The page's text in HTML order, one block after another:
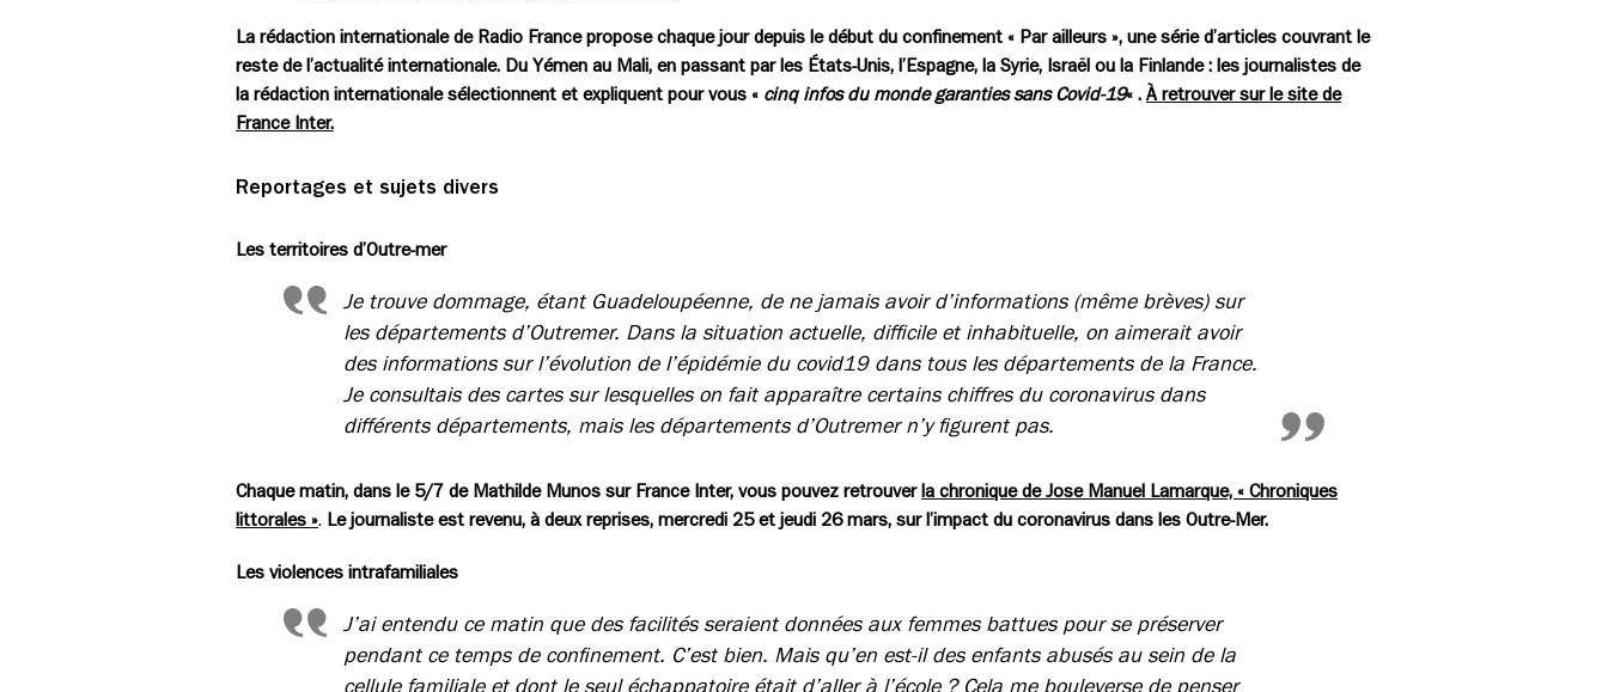
La rédaction internationale de Radio France propose chaque jour depuis le début du confinement « Par ailleurs », une série d’articles couvrant le
reste de l’actualité internationale. Du Yémen au Mali, en passant par les États-Unis, l’Espagne, la Syrie, Israël ou la Finlande : les journalistes de
la rédaction internationale sélectionnent et expliquent pour vous « cinq infos du monde garanties sans Covid-19« . À retrouver sur le site de
France Inter.
Reportages et sujets divers
Les territoires d’Outre-mer
Je trouve dommage, étant Guadeloupéenne, de ne jamais avoir d’informations (même brèves) sur
les départements d’Outremer. Dans la situation actuelle, difficile et inhabituelle, on aimerait avoir
des informations sur l’évolution de l’épidémie du covid19 dans tous les départements de la France.
Je consultais des cartes sur lesquelles on fait apparaître certains chiffres du coronavirus dans
différents départements, mais les départements d’Outremer n’y figurent pas.
Chaque matin, dans le 5/7 de Mathilde Munos sur France Inter, vous pouvez retrouver la chronique de Jose Manuel Lamarque, « Chroniques
littorales ». Le journaliste est revenu, à deux reprises, mercredi 25 et jeudi 26 mars, sur l’impact du coronavirus dans les Outre-Mer.
Les violences intrafamiliales
J’ai entendu ce matin que des facilités seraient données aux femmes battues pour se préserver
pendant ce temps de confinement. C’est bien. Mais qu’en est-il des enfants abusés au sein de la
cellule familiale et dont le seul échappatoire était d’aller à l’école ? Cela me bouleverse de penser